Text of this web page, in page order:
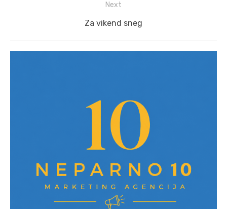
Next
Next
Za vikend sneg